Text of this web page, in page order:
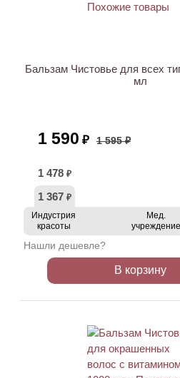
Бальзам Чистовье для всех
мл
1 590 ₽ 1 595 ₽
1 478 ₽
1 367 ₽
Индустрия
красоты
Мед.
учреждение
Нашли дешевле?
В корзину